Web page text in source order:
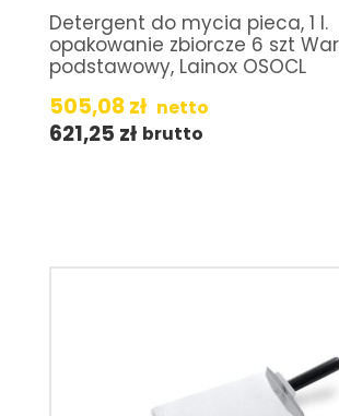
Detergent do mycia pieca, 1 l.
opakowanie zbiorcze 6 szt
podstawowy, Lainox OSOCL
505,08zł netto
621,25 zł brutto